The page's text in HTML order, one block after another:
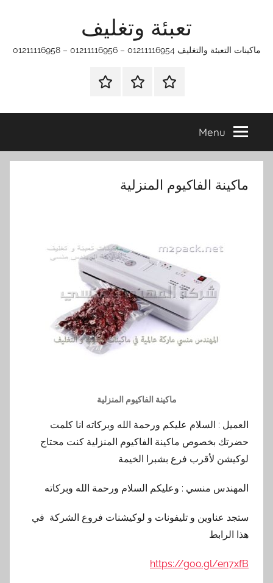
تعبئة وتغليف
ماكينات التعبئة والتغليف 01211116954 – 01211116956 – 01211116958
الرئيسيةماكينات
وتغليف
اتـصـل
في
التي
Menu
ماكينة الفاكيوم المنزلية
ماكينة الفاكيوم المنزلية
العميل : السلام عليكم ورحمة الله وبركاته انا كلمت
حضرتك بخصوص ماكينة الفاكيوم المنزلية كنت محتاج
لوكيشن لأقرب فرع بشبرا الخيمة
المهندس منسي : وعليكم السلام ورحمة الله وبركاته
ستجد عناوين و تليفونات و لوكيشنات فروع الشركة في
هذا الرابط
https://goo.gl/en7xfB